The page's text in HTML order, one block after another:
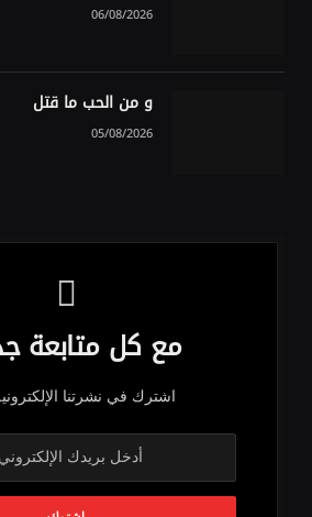
06/08/2026
و من الحب ما قتل
05/08/2026
مع كل متابعة
اشترك في نشرتنا